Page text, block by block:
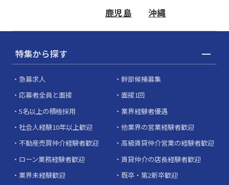
鹿児島 沖縄
特集から探す
急募求人
幹部候補募集
応募者全員と面接
面接1回
5名以上の積極採用
業界経験者優遇
社会人経験10年以上歓迎
他業界の営業経験者歓迎
不動産売買仲介経験者歓迎
高級賃貸仲介営業の経験者歓迎
ローン業務経験者歓迎
賃貸仲介の店長経験者歓迎
業界未経験歓迎
既卒・第2新卒歓迎